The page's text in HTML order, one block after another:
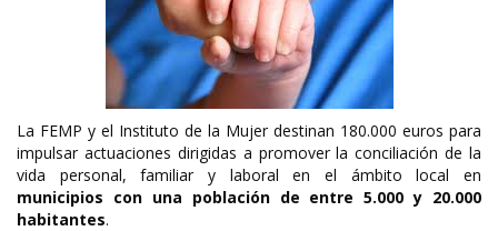
La FEMP y el Instituto de la Mujer destinan 180.000 euros para
impulsar actuaciones dirigidas a promover la conciliación de la
vida personal, familiar y laboral en el ámbito local en
municipios con una población de entre 5.000 y 20.000
habitantes.